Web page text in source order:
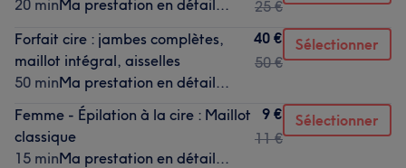
20 minMa prestation en détail...
25 €
Forfait cire : jambes complètes,
maillot intégral, aisselles
50 minMa prestation en détail...
40 €
50 €
Sélectionner
Femme - Épilation à la cire : Maillot
classique
15 minMa prestation en détail...
9 €
11 €
Sélectionner